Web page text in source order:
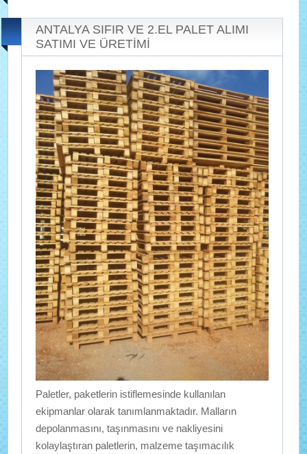
ANTALYA SIFIR VE 2.EL PALET ALIMI
SATIMI VE ÜRETİMİ
Paletler, paketlerin istiflemesinde kullanılan
ekipmanlar olarak tanımlanmaktadır. Malların
depolanmasını, taşınmasını ve nakliyesini
kolaylaştıran paletlerin, malzeme taşımacılık